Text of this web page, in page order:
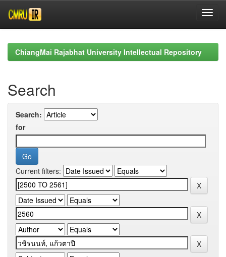
navigationChiangMai Rajabhat University Intellectual Repository
Search
Search:
for
Current filters: